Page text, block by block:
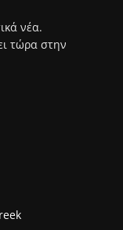
νέα.
τώρα στην